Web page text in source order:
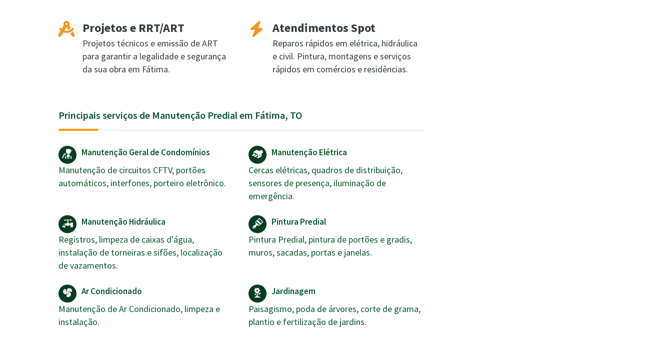
Projetos e RRT/ART
Projetos técnicos e emissão de ART
para garantir a legalidade e segurança
da sua obra em Fátima.
Atendimentos Spot
Reparos rápidos em elétrica, hidráulica
e civil. Pintura, montagens e serviços
rápidos em comércios e residências.
Principais serviços de Manutenção Predial em Fátima, TO
Manutenção Geral de Condomínios
Manutenção de circuitos CFTV, portões
automáticos, interfones, porteiro eletrônico.
Manutenção Elétrica
Cercas elétricas, quadros de distribuição,
sensores de presença, iluminação de
emergência.
Manutenção Hidráulica
Registros, limpeza de caixas d'água,
instalação de torneiras e sifões, localização
de vazamentos.
Pintura Predial
Pintura Predial, pintura de portões e gradis,
muros, sacadas, portas e janelas.
Ar Condicionado
Manutenção de Ar Condicionado, limpeza e
instalação.
Jardinagem
Paisagismo, poda de árvores, corte de grama,
plantio e fertilização de jardins.